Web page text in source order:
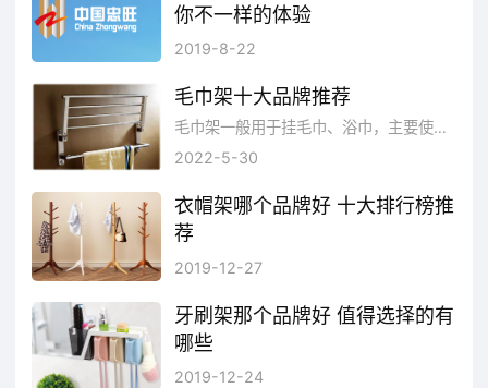
你不一样的体验
2019-8-22
毛巾架十大品牌推荐
毛巾架一般用于挂毛巾、浴巾，主要使用场所为浴室，也可用于美观装饰，例如放置花盆、堆放杂物等。有的功能齐全的毛巾架还有加热、烘干、消毒，抑制细菌的生长等功能。目前市面上的毛巾架琳琅满目，各种样式，品牌也有很多，但是质量和价格也是参差不齐，不知道品牌根本不知道该怎么选，想要找到自己心仪的毛巾架品牌要怎么选呢?今天跟大家分享一下市面上不错的毛巾架品牌，像帝朗、莱尔诗丹、华亿达、天朗、汇泰龙、雅鼎、银晶、摩恩、科勒、雅之杰等都很不错，深受许多消费者的青睐，下面为大家介绍一下。
2022-5-30
衣帽架哪个品牌好 十大排行榜推
荐
2019-12-27
牙刷架那个品牌好 值得选择的有
哪些
2019-12-24